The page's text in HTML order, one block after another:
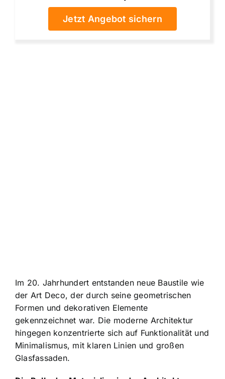
Jetzt Angebot sichern
Im 20. Jahrhundert entstanden neue Baustile wie
der Art Deco, der durch seine geometrischen
Formen und dekorativen Elemente
gekennzeichnet war. Die moderne Architektur
hingegen konzentrierte sich auf Funktionalität und
Minimalismus, mit klaren Linien und großen
Glasfassaden.